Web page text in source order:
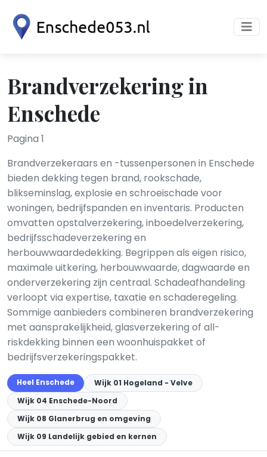
Brandverzekering in
Enschede
Pagina 1
Brandverzekeraars en -tussenpersonen in Enschede
bieden dekking tegen brand, rookschade,
blikseminslag, explosie en schroeischade voor
woningen, bedrijfspanden en inventaris. Producten
omvatten opstalverzekering, inboedelverzekering,
bedrijfsschadeverzekering en
herbouwwaardedekking. Begrippen als eigen risico,
maximale uitkering, herbouwwaarde, dagwaarde en
onderverzekering zijn centraal. Schadeafhandeling
verloopt via expertise, taxatie en schaderegeling.
Sommige aanbieders combineren brandverzekering
met aansprakelijkheid, glasverzekering of all-
riskdekking binnen een woonhuispakket of
bedrijfsverzekeringspakket.
Heel Enschede
Wijk 01 Hogeland - Velve
Wijk 04 Enschede-Noord
Wijk 08 Glanerbrug en omgeving
Wijk 09 Landelijk gebied en kernen